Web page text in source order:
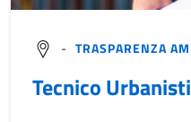
- TRASPARENZA
Tecnico